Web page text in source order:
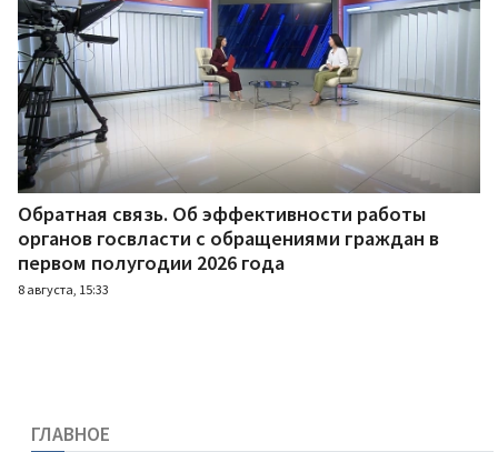
Обратная связь. Об эффективности работы
органов госвласти с обращениями граждан в
первом полугодии 2026 года
8 августа, 15:33
ГЛАВНОЕ